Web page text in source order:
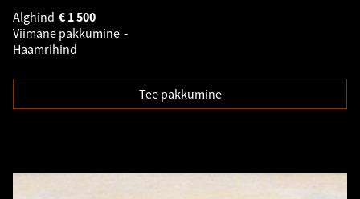
Alghind
1 500
€
Viimane pakkumine -
Haamrihind
Tee pakkumine